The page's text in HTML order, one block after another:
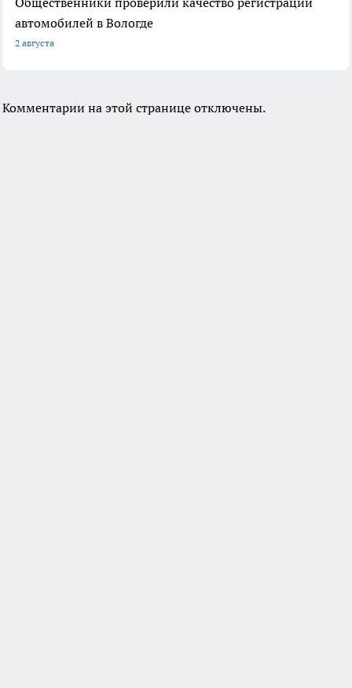
автомобилей в Вологде
2 августа
Комментарии на этой странице отключены.